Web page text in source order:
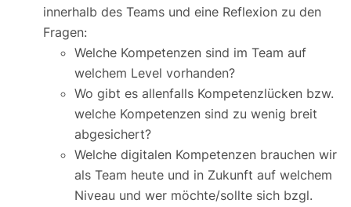
innerhalb des Teams und eine Reflexion zu den
Fragen:
Welche Kompetenzen sind im Team auf
welchem Level vorhanden?
Wo gibt es allenfalls Kompetenzlücken bzw.
welche Kompetenzen sind zu wenig breit
abgesichert?
Welche digitalen Kompetenzen brauchen wir
als Team heute und in Zukunft auf welchem
Niveau und wer möchte/sollte sich bzgl.